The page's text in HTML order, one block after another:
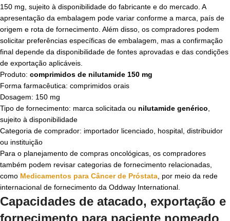
150 mg, sujeito à disponibilidade do fabricante e do mercado. A
apresentação da embalagem pode variar conforme a marca, país de
origem e rota de fornecimento. Além disso, os compradores podem
solicitar preferências específicas de embalagem, mas a confirmação
final depende da disponibilidade de fontes aprovadas e das condições
de exportação aplicáveis.
Produto: comprimidos de nilutamide 150 mg
Forma farmacêutica: comprimidos orais
Dosagem: 150 mg
Tipo de fornecimento: marca solicitada ou nilutamide genérico
sujeito à disponibilidade
Categoria de comprador: importador licenciado, hospital, distribuidor
ou instituição
Para o planejamento de compras oncológicas, os compradores
também podem revisar categorias de fornecimento relacionadas,
como Medicamentos para Câncer de Próstata , por meio da rede
internacional de fornecimento da Oddway International.
Capacidades de atacado, exportação e
fornecimento para paciente nomeado